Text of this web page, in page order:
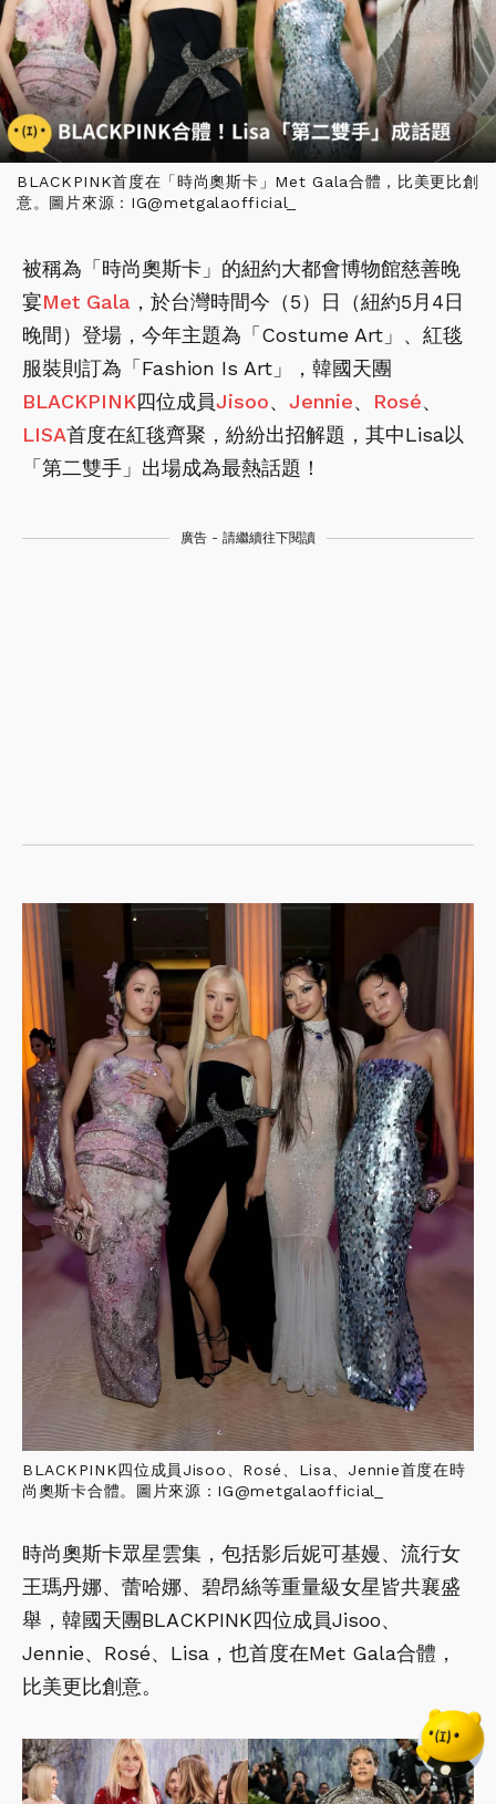
BLACKPINK首度在「時尚奧斯卡」Met Gala合體，比美更比創
意。圖片來源：IG@metgalaofficial_
被稱為「時尚奧斯卡」的紐約大都會博物館慈善晚
宴Met Gala ，於台灣時間今（5）日（紐約5月4日
晚間）登場，今年主題為「Costume Art」、紅毯
服裝則訂為「Fashion Is Art」，韓國天團
BLACKPINK四位成員Jisoo、 Jennie、 Rosé、
LISA首度在紅毯齊聚，紛紛出招解題，其中Lisa以
「第二雙手」出場成為最熱話題！
廣告 - 請繼續往下閱讀
BLACKPINK四位成員Jisoo、Rosé、Lisa、Jennie首度在時
尚奧斯卡合體。圖片來源：IG@metgalaofficial_
時尚奧斯卡眾星雲集，包括影后妮可基嫚、流行女
王瑪丹娜、蕾哈娜、碧昂絲等重量級女星皆共襄盛
舉，韓國天團BLACKPINK四位成員Jisoo、
Jennie、Rosé、Lisa，也首度在Met Gala合體，
比美更比創意。